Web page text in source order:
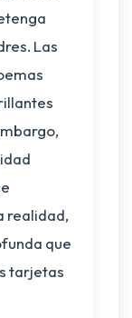
Las
realidad,
que
tarjetas